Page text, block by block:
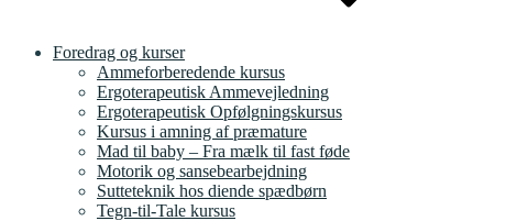
Foredrag og kurser
Ammeforberedende kursus
Ergoterapeutisk Ammevejledning
Ergoterapeutisk Opfølgningskursus
Kursus i amning af præmature
Mad til baby – Fra mælk til fast føde
Motorik og sansebearbejdning
Sutteteknik hos diende spædbørn
Tegn-til-Tale kursus